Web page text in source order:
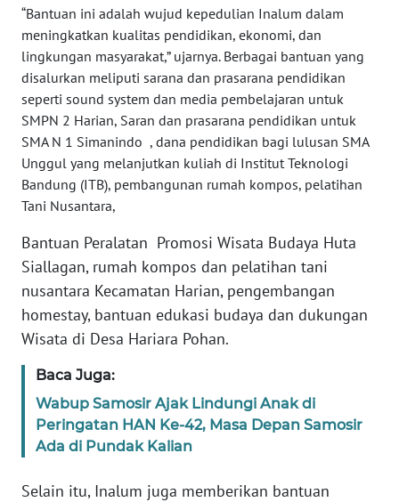
“Bantuan ini adalah wujud kepedulian Inalum dalam
meningkatkan kualitas pendidikan, ekonomi, dan
lingkungan masyarakat,” ujarnya. Berbagai bantuan yang
disalurkan meliputi sarana dan prasarana pendidikan
seperti sound system dan media pembelajaran untuk
SMPN 2 Harian, Saran dan prasarana pendidikan untuk
SMA N 1 Simanindo , dana pendidikan bagi lulusan SMA
Unggul yang melanjutkan kuliah di Institut Teknologi
Bandung (ITB), pembangunan rumah kompos, pelatihan
Tani Nusantara,
Bantuan Peralatan Promosi Wisata Budaya Huta
Siallagan, rumah kompos dan pelatihan tani
nusantara Kecamatan Harian, pengembangan
homestay, bantuan edukasi budaya dan dukungan
Wisata di Desa Hariara Pohan.
Baca Juga:
Wabup Samosir Ajak Lindungi Anak di
Peringatan HAN Ke-42, Masa Depan Samosir
Ada di Pundak Kalian
Selain itu, Inalum juga memberikan bantuan
JOGJA
WN
JATIM
WN
BALI
WN
KALBAR
KALTENG
WN
KALTARA
KALSEL
WN